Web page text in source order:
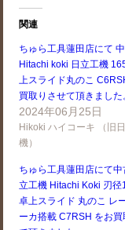
関連
ちゅら工具蓮田店にて
Hitachi koki 日立工機
上スライド丸のこ
買取りさせて頂きました
2024年06月25日
Hikoki ハイコーキ （旧
機）
ちゅら工具蓮田店にて中
立工機 Hitachi Koki 刃径
卓上スライド 丸のこ レ
ーカ搭載 C7RSH をお